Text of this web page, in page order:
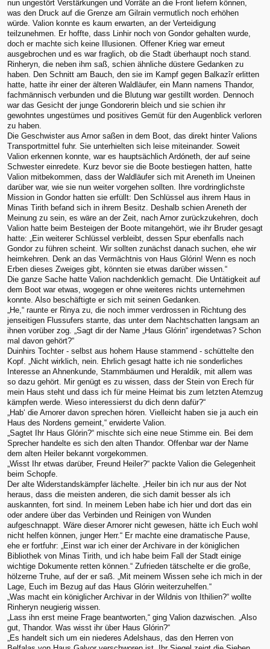
nun ungestört Verstärkungen und Vorräte an die Front liefern können,
was den Druck auf die Grenze am Gilrain vermutlich noch erhöhen
würde. Valion konnte es kaum erwarten, an der Verteidigung
teilzunehmen. Er hoffte, dass Linhir noch von Gondor gehalten wurde,
doch er machte sich keine Illusionen. Offener Krieg war erneut
ausgebrochen und es war fraglich, ob die Stadt überhaupt noch stand.
Rinheryn, die neben ihm saß, schien ähnliche düstere Gedanken zu
haben. Den Schnitt am Bauch, den sie im Kampf gegen Balkazîr erlitten
hatte, hatte ihr einer der älteren Waldläufer, ein Mann namens Thandor,
fachmännisch verbunden und die Blutung war gestillt worden. Dennoch
war das Gesicht der junge Gondorerin bleich und sie schien ihr
gewohntes ungestümes und positives Gemüt für den Augenblick verloren
zu haben.
Die Geschwister aus Arnor saßen in dem Boot, das direkt hinter Valions
Transportmittel fuhr. Sie unterhielten sich leise miteinander. Soweit
Valion erkennen konnte, war es hauptsächlich Ardóneth, der auf seine
Schwester einredete. Kurz bevor sie die Boote bestiegen hatten, hatte
Valion mitbekommen, dass der Waldläufer sich mit Areneth im Uneinen
darüber war, wie sie nun weiter vorgehen sollten. Ihre vordringlichste
Mission in Gondor hatten sie erfüllt: Den Schlüssel aus ihrem Haus in
Minas Tirith befand sich in ihrem Besitz. Deshalb schien Areneth der
Meinung zu sein, es wäre an der Zeit, nach Arnor zurückzukehren, doch
Valion hatte beim Besteigen der Boote mitangehört, wie ihr Bruder gesagt
hatte: „Ein weiterer Schlüssel verbleibt, dessen Spur ebenfalls nach
Gondor zu führen scheint. Wir sollten zunächst danach suchen, ehe wir
heimkehren. Denk an das Vermächtnis von Haus Glórin! Wenn es noch
Erben dieses Zweiges gibt, könnten sie etwas darüber wissen.“
Die ganze Sache hatte Valion nachdenklich gemacht. Die Untätigkeit auf
dem Boot war etwas, wogegen er ohne weiteres nichts unternehmen
konnte. Also beschäftigte er sich mit seinen Gedanken.
„He,“ raunte er Rinya zu, die noch immer verdrossen in Richtung des
jenseitigen Flussufers starrte, das unter dem Nachtschatten langsam an
ihnen vorüber zog. „Sagt dir der Name „Haus Glórin“ irgendetwas? Schon
mal davon gehört?“
Duinhirs Tochter - selbst aus hohem Hause stammend - schüttelte den
Kopf. „Nicht wirklich, nein. Ehrlich gesagt hatte ich nie sonderliches
Interesse an Ahnenkunde, Stammbäumen und Heraldik, mit allem was
so dazu gehört. Mir genügt es zu wissen, dass der Stein von Erech für
mein Haus steht und dass ich für meine Heimat bis zum letzten Atemzug
kämpfen werde. Wieso interessierst du dich denn dafür?“
„Hab‘ die Arnorer davon sprechen hören. Vielleicht haben sie ja auch ein
Haus des Nordens gemeint,“ erwiderte Valion.
„Sagtet Ihr Haus Glórin?“ mischte sich eine neue Stimme ein. Bei dem
Sprecher handelte es sich den alten Thandor. Offenbar war der Name
dem alten Heiler bekannt vorgekommen.
„Wisst Ihr etwas darüber, Freund Heiler?“ packte Valion die Gelegenheit
beim Schopfe.
Der alte Widerstandskämpfer lächelte. „Heiler bin ich nur aus der Not
heraus, dass die meisten anderen, die sich damit besser als ich
auskannten, fort sind. In meinem Leben habe ich hier und dort das ein
oder andere über das Verbinden und Reinigen von Wunden
aufgeschnappt. Wäre dieser Arnorer nicht gewesen, hätte ich Euch wohl
nicht helfen können, junger Herr.“ Er machte eine dramatische Pause,
ehe er fortfuhr: „Einst war ich einer der Archivare in der königlichen
Bibliothek von Minas Tirith, und ich habe beim Fall der Stadt einige
wichtige Dokumente retten können.“ Zufrieden tätschelte er die große,
hölzerne Truhe, auf der er saß. „Mit meinem Wissen sehe ich mich in der
Lage, Euch im Bezug auf das Haus Glórin weiterzuhelfen.“
„Was macht ein königlicher Archivar in der Wildnis von Ithilien?“ wollte
Rinheryn neugierig wissen.
„Lass ihn erst meine Frage beantworten,“ ging Valion dazwischen. „Also
gut, Thandor. Was wisst ihr über Haus Glórin?“
„Es handelt sich um ein niederes Adelshaus, das den Herren von